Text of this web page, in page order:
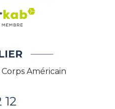
Américain
12